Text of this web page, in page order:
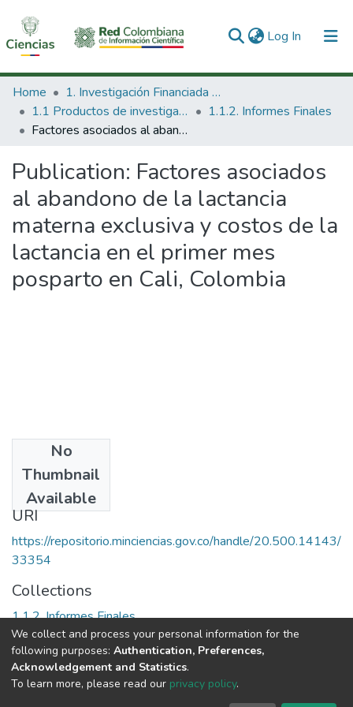
Log In (current)
Communities & Collections
All of DSpace
Home
1. Investigación Financiada con Recursos Públicos
1.1 Productos de investigación
1.1.2. Informes Finales
Factores asociados al abandono de la lactancia materna exclusiva y costos de la lactancia en el primer mes posparto en Cali, Colombia
Publication: Factores asociados
al abandono de la lactancia
materna exclusiva y costos de la
lactancia en el primer mes
posparto en Cali, Colombia
No
Thumbnail
Available
2005
URI
https://repositorio.minciencias.gov.co/handle/20.500.14143/
33354
Collections
1.1.2. Informes Finales
Full item page
DSpace software copyright © 2002-2026
We collect and process your personal information for the
following purposes: Authentication, Preferences,
Acknowledgement and Statistics.
To learn more, please read our privacy policy.